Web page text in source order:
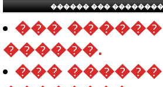
������ ���
��� ������
������.
���